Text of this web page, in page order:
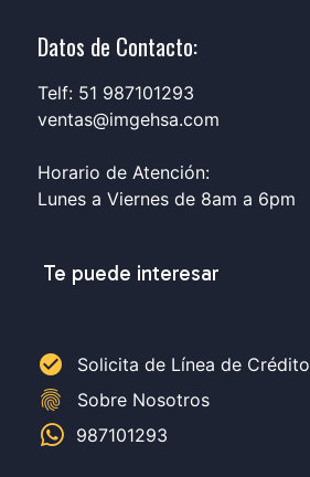
Datos de Contacto:
Telf: 51 987101293
ventas@imgehsa.com
Horario de Atención:
Lunes a Viernes de 8am a 6pm
Te puede interesar
check_circle Solicita de Línea de Crédito
fingerprint
Sobre Nosotros
987101293